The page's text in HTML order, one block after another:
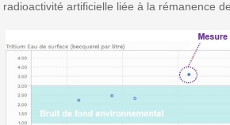
radioactivité artificielle liée à la rémanence